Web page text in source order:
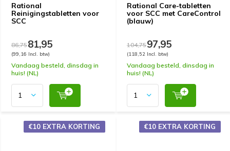
Rational
Reinigingstabletten voor
SCC
86,7581,95
(99,16 Incl. btw)
Vandaag besteld, dinsdag in
huis! (NL)
Rational Care-tabletten
voor SCC met CareControl
(blauw)
104,7597,95
(118,52 Incl. btw)
Vandaag besteld, dinsdag in
huis! (NL)
€10 EXTRA KORTING €10 EXTRA KORTING